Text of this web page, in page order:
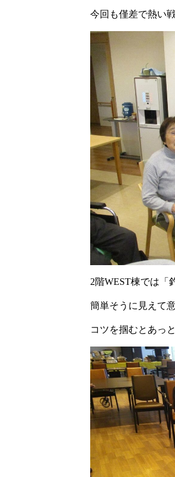
今回も僅差で熱い
2階WEST棟では「
簡単そうに見えて
コツを掴むとあっ